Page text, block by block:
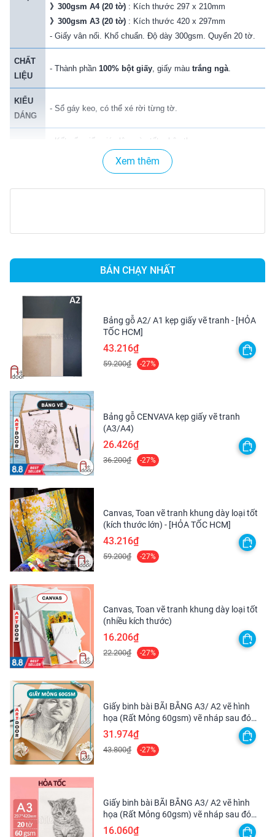
》 300gsm A4 (20 tờ) : Kích thước 297 x 210mm
》 300gsm A3 (20 tờ) : Kích thước 420 x 297mm
- Giấy vân nổi. Khổ chuẩn. Độ dày 300gsm. Quyển 20 tờ.
CHẤT
LIỆU
- Thành phần 100% bột giấy, giấy màu trắng ngà.
KIỂU
DÁNG
- Sổ gáy keo, có thể xé rời từng tờ.
- Kết cấu giấy giúp lên màu tốt, chân thực.
- Hút nước tốt, khó rách giấy khi ma sát mạnh.
- Sổ xé nên dễ dàng xe bằng tay, giữ nguyên vẹn bức
SỬ
DỤNG
- Chuyên dùng để vẽ màu acrylic, màu poster, gouache,
chì màu nước, mực vẽ ...
- Thoải mái sử dụng cho tranh chì, chì màu, than, phấn
tiên, bút bi, bút máy, bút đi nét line ...
BẢO
- Cất giữ nơi khô ráo, tránh ẩm mốc.
- Nên dùng thêm gói hút ẩm (nếu có).
GIỚI
THIỆU
- Nanchang Yipinxuan là công ty chuyên sản xuất hoạ cụ,
xuất hàng đi các nước Châu Âu và Mỹ. Từ năm 2017,
Yipinxuan quay trở lại thị trường Châu Á với tên gọi
GIORGIONE, ra mắt nhiều sản phẩm mới như các bộ Màu
nước, Sáp dầu, Cọ, … và hàng loạt sản phẩm chất lượng
khác với giá thành phù hợp với đai chúng - những người
yêu hội hoạ.
Xem thêm
BÁN CHẠY NHẤT
Bảng gỗ A2/ A1 kẹp giấy vẽ tranh - [HỎA
TỐC HCM]
43.216₫
59.200₫ -27%
Bảng gỗ CENVAVA kẹp giấy vẽ tranh
(A3/A4)
26.426₫
36.200₫ -27%
Canvas, Toan vẽ tranh khung dày loại tốt
(kích thước lớn) - [HỎA TỐC HCM]
43.216₫
59.200₫ -27%
Canvas, Toan vẽ tranh khung dày loại tốt
(nhiều kích thước)
16.206₫
22.200₫ -27%
Giấy binh bài BÃI BẰNG A3/ A2 vẽ hình
họa (Rất Mỏng 60gsm) vẽ nháp sau đó
scan lại
31.974₫
43.800₫ -27%
Giấy binh bài BÃI BẰNG A3/ A2 vẽ hình
họa (Rất Mỏng 60gsm) vẽ nháp sau đó
scan lại - [HỎA TỐC HCM]
16.060₫